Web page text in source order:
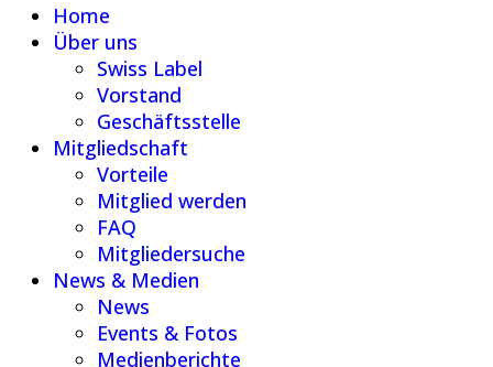
Home
Über uns
Swiss Label
Vorstand
Geschäftsstelle
Mitgliedschaft
Vorteile
Mitglied werden
FAQ
Mitgliedersuche
News & Medien
News
Events & Fotos
Medienberichte